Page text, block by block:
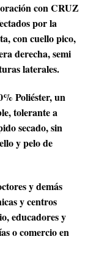
con CRUZ
por la
con cuello pico,
derecha, semi
laterales.
Poliéster, un
tolerante a
secado, sin
y pelo de
y demás
y centros
educadores y
o comercio en